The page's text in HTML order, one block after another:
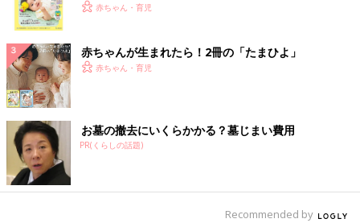
く！ おっぱい・ミルクの基本と夏のトラブル 解決テ
赤ちゃん・育児
赤ちゃんが生まれたら！2冊の「たまひよ」
赤ちゃん・育児
お墓の撤去にいくらかかる？墓じまい費用
PR(くらしの話題)
Recommended by